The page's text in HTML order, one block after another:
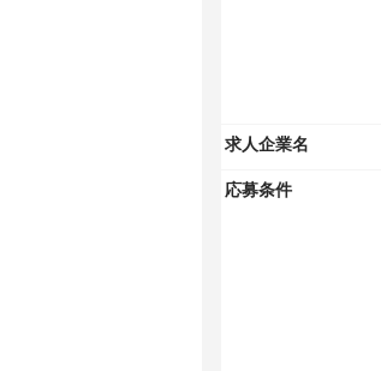
求人企業名
応募条件